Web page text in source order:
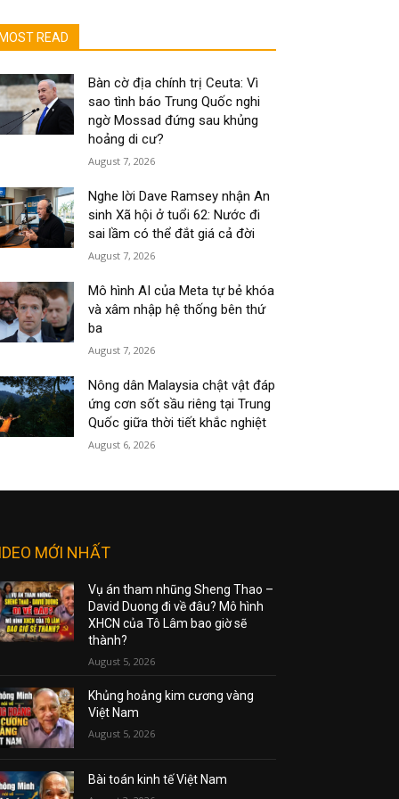
MOST READ
Bàn cờ địa chính trị Ceuta: Vì
sao tình báo Trung Quốc nghi
ngờ Mossad đứng sau khủng
hoảng di cư?
August 7, 2026
Nghe lời Dave Ramsey nhận An
sinh Xã hội ở tuổi 62: Nước đi
sai lầm có thể đắt giá cả đời
August 7, 2026
Mô hình AI của Meta tự bẻ khóa
và xâm nhập hệ thống bên thứ
ba
August 7, 2026
Nông dân Malaysia chật vật đáp
ứng cơn sốt sầu riêng tại Trung
Quốc giữa thời tiết khắc nghiệt
August 6, 2026
MỚI NHẤT
Vụ án tham nhũng Sheng Thao –
David Duong đi về đâu? Mô hình
XHCN của Tô Lâm bao giờ sẽ
thành?
August 5, 2026
Khủng hoảng kim cương vàng
Việt Nam
August 5, 2026
Bài toán kinh tế Việt Nam